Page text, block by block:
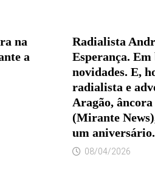
na
a
Radialista
Esperança. Em
novidades. E,
radialista e
Aragão,
(Mirante
um aniversário.
08/04/2026